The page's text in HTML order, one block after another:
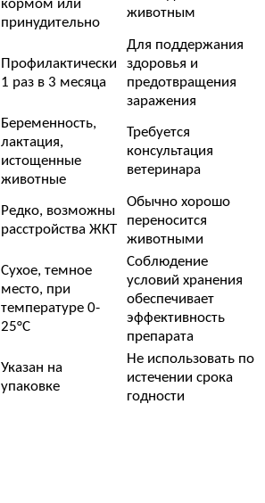
кормом или
принудительно
животным
Профилактически
1 раз в 3 месяца
Для поддержания
здоровья и
предотвращения
заражения
Беременность,
лактация,
истощенные
животные
Требуется
консультация
ветеринара
Редко, возможны
расстройства ЖКТ
Обычно хорошо
переносится
животными
Сухое, темное
место, при
температуре 0-
25°C
Соблюдение
условий хранения
обеспечивает
эффективность
препарата
Указан на
упаковке
Не использовать по
истечении срока
годности